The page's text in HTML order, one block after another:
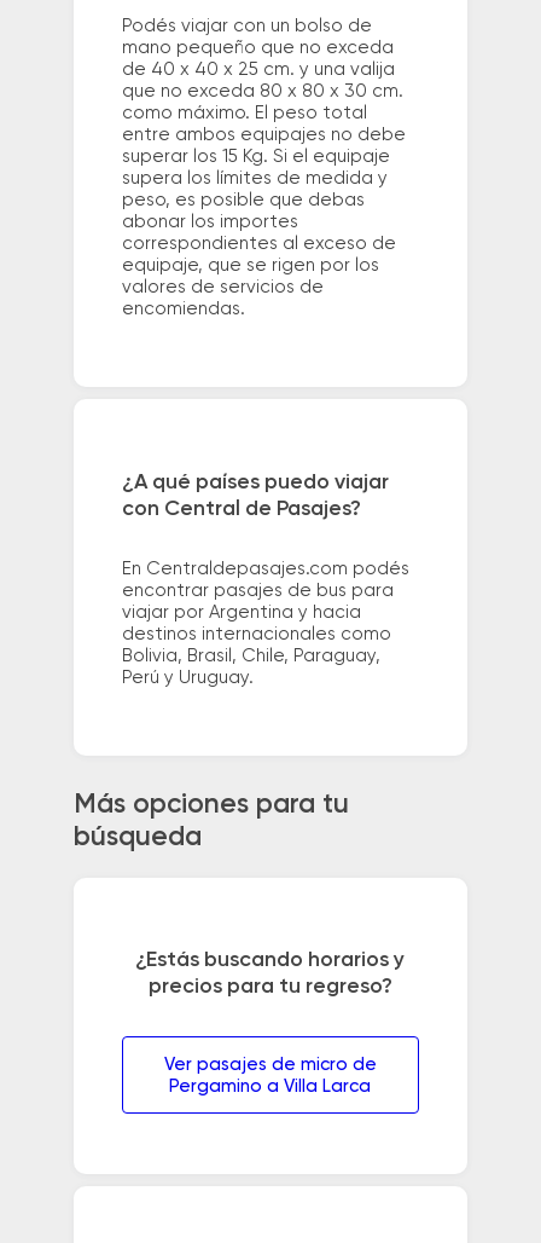
Podés viajar con un bolso de
mano pequeño que no exceda
de 40 x 40 x 25 cm. y una valija
que no exceda 80 x 80 x 30 cm.
como máximo. El peso total
entre ambos equipajes no debe
superar los 15 Kg. Si el equipaje
supera los límites de medida y
peso, es posible que debas
abonar los importes
correspondientes al exceso de
equipaje, que se rigen por los
valores de servicios de
encomiendas.
¿A qué países puedo viajar
con Central de Pasajes?
En Centraldepasajes.com podés
encontrar pasajes de bus para
viajar por Argentina y hacia
destinos internacionales como
Bolivia, Brasil, Chile, Paraguay,
Perú y Uruguay.
Más opciones para tu
búsqueda
¿Estás buscando horarios y
precios para tu regreso?
Ver pasajes de micro de
Pergamino a Villa Larca